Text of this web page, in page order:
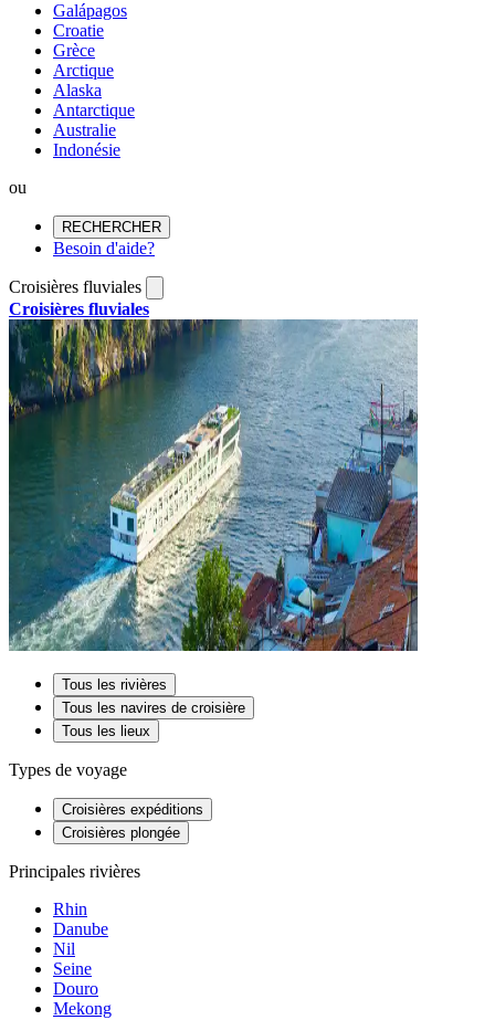
Galápagos
Croatie
Grèce
Arctique
Alaska
Antarctique
Australie
Indonésie
ou
RECHERCHER
Besoin d'aide?
Croisières fluviales
Croisières fluviales
Tous les rivières
Tous les navires de croisière
Tous les lieux
Types de voyage
Croisières expéditions
Croisières plongée
Principales rivières
Rhin
Danube
Nil
Seine
Douro
Mekong